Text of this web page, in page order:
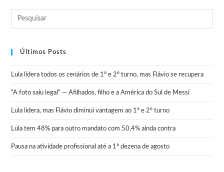
Últimos Posts
Lula lidera todos os cenários de 1º e 2º turno, mas Flávio se recupera
“A foto saiu legal” — Afilhados, filho e a América do Sul de Messi
Lula lidera, mas Flávio diminui vantagem ao 1º e 2º turno
Lula tem 48% para outro mandato com 50,4% ainda contra
Pausa na atividade profissional até a 1ª dezena de agosto